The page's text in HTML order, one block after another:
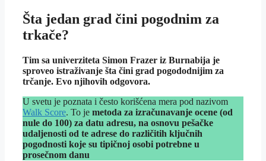
Šta jedan grad čini pogodnim za
trkače?
Tim sa univerziteta Simon Frazer iz Burnabija je
sproveo istraživanje šta čini grad pogododnijim za
trčanje. Evo njihovih odgovora.
U svetu je poznata i često korišćena mera pod nazivom
Walk Score. To je metoda za izračunavanje ocene (od
nule do 100) za datu adresu, na osnovu pešačke
udaljenosti od te adrese do različitih ključnih
pogodnosti koje su tipičnoj osobi potrebne u
prosečnom danu